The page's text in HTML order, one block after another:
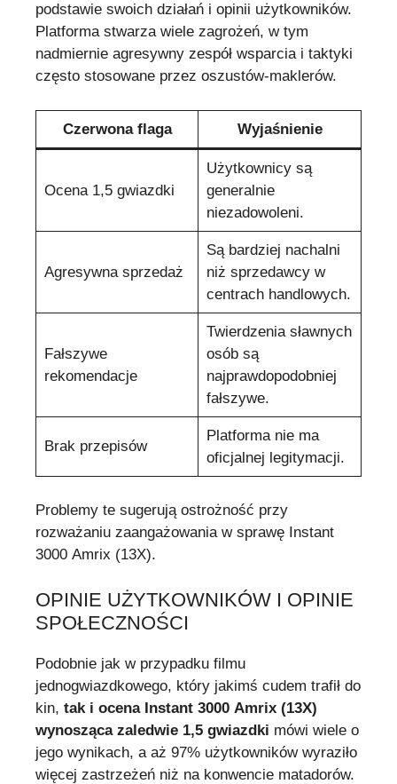
podstawie swoich działań i opinii użytkowników.
Platforma stwarza wiele zagrożeń, w tym
nadmiernie agresywny zespół wsparcia i taktyki
często stosowane przez oszustów-maklerów.
Czerwona flaga Wyjaśnienie
Ocena 1,5 gwiazdki
Użytkownicy są
generalnie
niezadowoleni.
Agresywna sprzedaż
Są bardziej nachalni
niż sprzedawcy w
centrach handlowych.
Fałszywe
rekomendacje
Twierdzenia sławnych
osób są
najprawdopodobniej
fałszywe.
Brak przepisów
Platforma nie ma
oficjalnej legitymacji.
Problemy te sugerują ostrożność przy
rozważaniu zaangażowania w sprawę Instant
3000 Amrix (13X).
OPINIE UŻYTKOWNIKÓW I OPINIE
SPOŁECZNOŚCI
Podobnie jak w przypadku filmu
jednogwiazdkowego, który jakimś cudem trafił do
kin, tak i ocena Instant 3000 Amrix (13X)
wynosząca zaledwie 1,5 gwiazdki mówi wiele o
jego wynikach, a aż 97% użytkowników wyraziło
więcej zastrzeżeń niż na konwencie matadorów.